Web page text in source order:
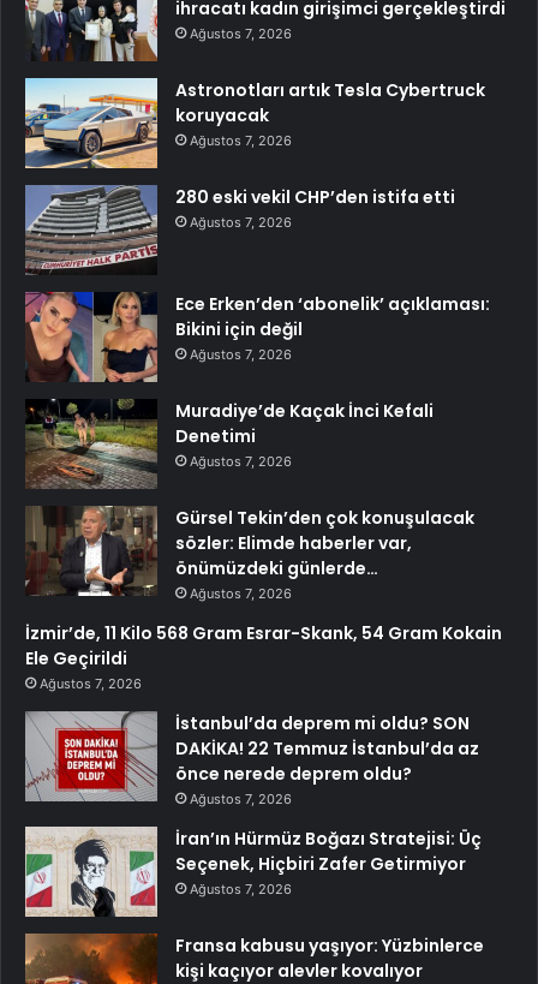
ihracatı kadın girişimci gerçekleştirdi
Ağustos 7, 2026
Astronotları artık Tesla Cybertruck
koruyacak
Ağustos 7, 2026
280 eski vekil CHP’den istifa etti
Ağustos 7, 2026
Ece Erken’den ‘abonelik’ açıklaması:
Bikini için değil
Ağustos 7, 2026
Muradiye’de Kaçak İnci Kefali
Denetimi
Ağustos 7, 2026
Gürsel Tekin’den çok konuşulacak
sözler: Elimde haberler var,
önümüzdeki günlerde…
Ağustos 7, 2026
İzmir’de, 11 Kilo 568 Gram Esrar-Skank, 54 Gram Kokain
Ele Geçirildi
Ağustos 7, 2026
İstanbul’da deprem mi oldu? SON
DAKİKA! 22 Temmuz İstanbul’da az
önce nerede deprem oldu?
Ağustos 7, 2026
İran’ın Hürmüz Boğazı Stratejisi: Üç
Seçenek, Hiçbiri Zafer Getirmiyor
Ağustos 7, 2026
Fransa kabusu yaşıyor: Yüzbinlerce
kişi kaçıyor alevler kovalıyor